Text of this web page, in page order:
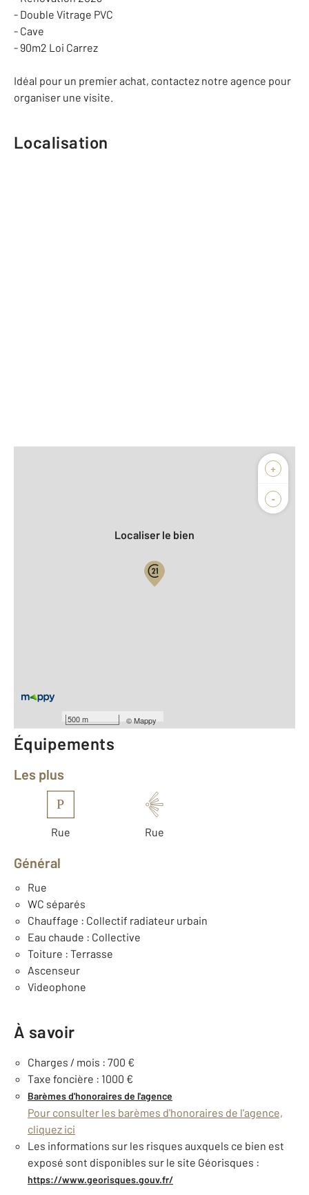
- Double Vitrage PVC
- Cave
- 90m2 Loi Carrez
Idéal pour un premier achat, contactez notre agence pour
organiser une visite.
Localisation
+
-
500 m ©Mappy
Biens vendus
Localiser le bien
Année construction : 1970
Équipements
Les plus
P
Rue Rue
Général
Rue
WC séparés
Chauffage : Collectif radiateur urbain
Eau chaude : Collective
Toiture : Terrasse
Ascenseur
Videophone
À savoir
Charges / mois : 700 €
Taxe foncière : 1000 €
Barèmes d'honoraires de l'agence
Pour consulter les barèmes d'honoraires de l'agence,
cliquez ici
Les informations sur les risques auxquels ce bien est
exposé sont disponibles sur le site Géorisques :
https://www.georisques.gouv.fr/